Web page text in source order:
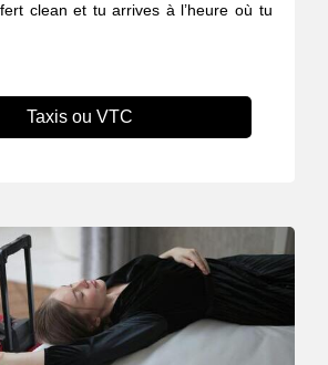
clean et tu arrives à l’heure où tu
Taxis ou VTC